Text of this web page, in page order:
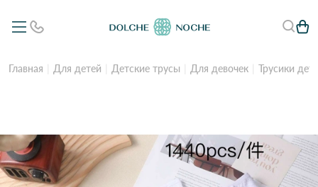
Главная Для детей Детские трусы Для девочек Трусики